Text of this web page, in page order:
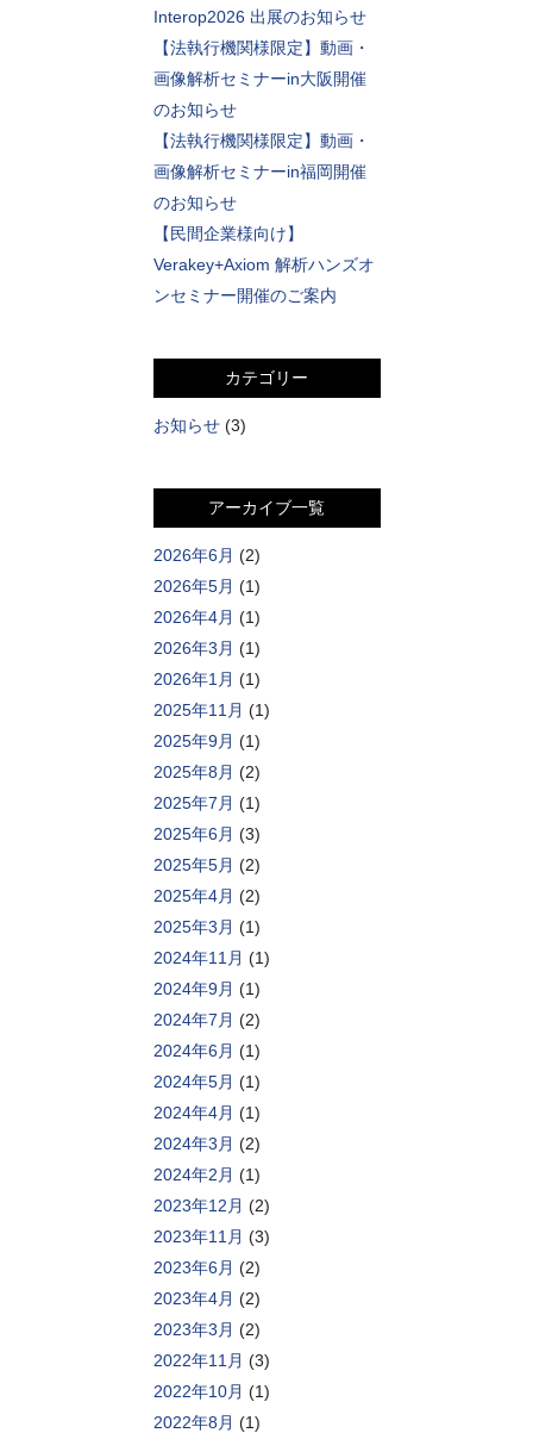
Interop2026 出展のお知らせ
【法執行機関様限定】動画・
画像解析セミナーin大阪開催
のお知らせ
【法執行機関様限定】動画・
画像解析セミナーin福岡開催
のお知らせ
【民間企業様向け】
Verakey+Axiom 解析ハンズオ
ンセミナー開催のご案内
カテゴリー
お知らせ(3)
アーカイブ一覧
2026年6月 (2)
2026年5月 (1)
2026年4月 (1)
2026年3月 (1)
2026年1月 (1)
2025年11月 (1)
2025年9月 (1)
2025年8月 (2)
2025年7月 (1)
2025年6月 (3)
2025年5月 (2)
2025年4月 (2)
2025年3月 (1)
2024年11月 (1)
2024年9月 (1)
2024年7月 (2)
2024年6月 (1)
2024年5月 (1)
2024年4月 (1)
2024年3月 (2)
2024年2月 (1)
2023年12月 (2)
2023年11月 (3)
2023年6月 (2)
2023年4月 (2)
2023年3月 (2)
2022年11月 (3)
2022年10月 (1)
2022年8月 (1)